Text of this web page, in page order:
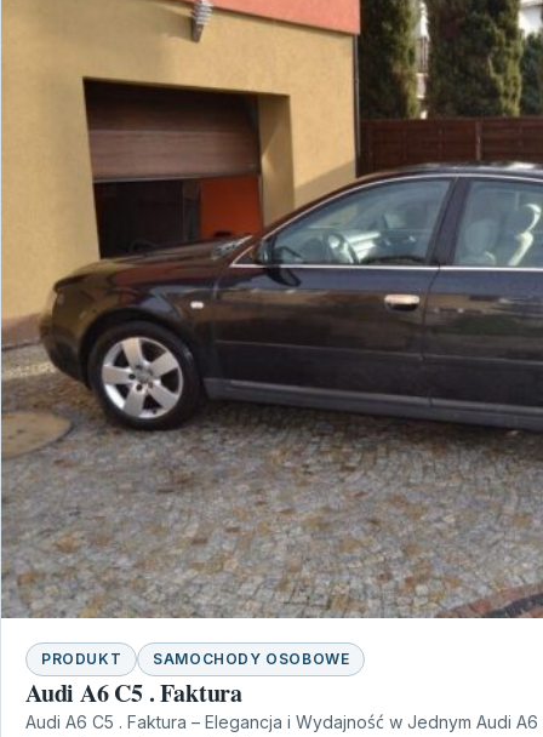
PRODUKT SAMOCHODY OSOBOWE
Audi A6 C5 . Faktura
Audi A6 C5 . Faktura – Elegancja i Wydajność w Jednym Audi